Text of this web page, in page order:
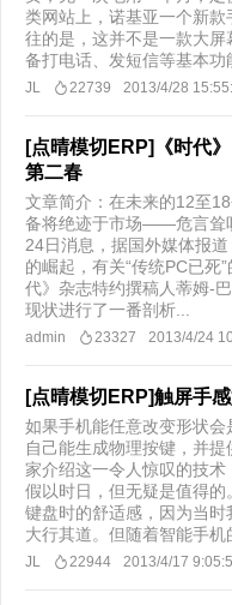
类网站上，诺基亚一个新
往的是，这并不是一款大
备打电话、发短信等基本功
JL 22739 2013/4/28
[点晴模切ERP]《时代
第二春
文章简介：在未来的12至
备将绝迹于市场——危言耸
24日消息，据国外媒体报
的崛起，有关“传统PC已死
代》杂志特约撰稿人蒂姆-
现状进行了一番剖析...
admin 23327 2013/4/24
[点晴模切ERP]触屏手
如果手机能任意改变形状
自己能生成物理按键，并
家介绍这一令人惊叹的技
假以时日，但无疑是值得
键盘时的舒适感，因为当
大行其道。但随着智能手机
JL 22944 2013/4/17